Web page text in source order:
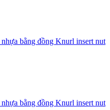
bằng đồng Knurl insert nut
bằng đồng Knurl insert nut